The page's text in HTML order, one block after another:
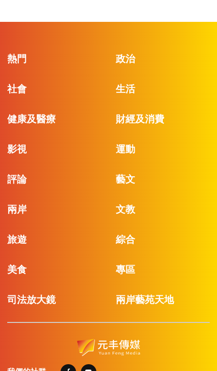
熱門 政治
社會 生活
健康及醫療 財經及消費
影視 運動
評論 藝文
兩岸 文教
旅遊 綜合
美食 專區
司法放大鏡 兩岸藝苑天地